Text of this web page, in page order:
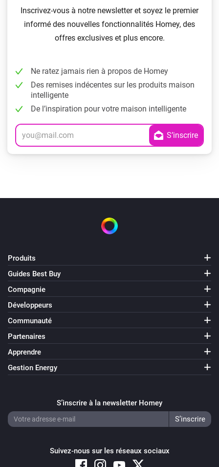
Inscrivez-vous à notre newsletter et soyez le premier
informé des nouvelles fonctionnalités Homey, des
offres exclusives et plus encore.
Ne ratez jamais rien à propos de Homey
Des remises indécentes sur les produits maison
intelligente
De l’inspiration pour votre maison intelligente
Produits
Guides Best Buy
Compagnie
Développeurs
Communauté
Partenaires
Apprendre
Gestion Energy
S’inscrire à la newsletter Homey
Suivez-nous sur les réseaux sociaux